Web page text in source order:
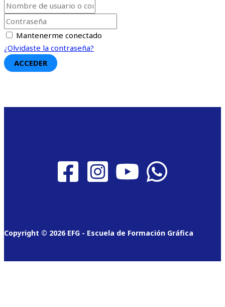
Mantenerme conectado
¿Olvidaste la contraseña?
ACCEDER
Copyright © 2026 EFG - Escuela de Formación Gráfica